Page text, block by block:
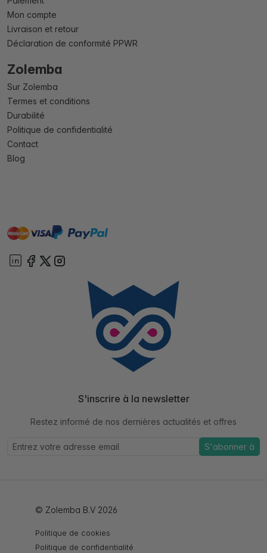
Mon compte
Livraison et retour
Déclaration de conformité PPWR
Zolemba
Sur Zolemba
Termes et conditions
Durabilité
Politique de confidentialité
Contact
Blog
mastervisa paypal
S'inscrire à la newsletter
Restez informé de nos dernières actualités et offres
S'abonner à
© Zolemba B.V 2026
Politique de cookies
Politique de confidentialité